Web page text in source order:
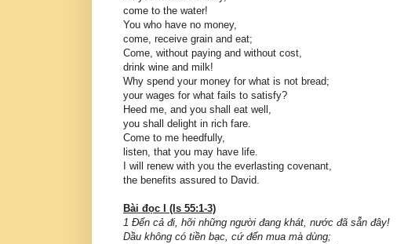
come to the water!
You who have no money,
come, receive grain and eat;
Come, without paying and without cost,
drink wine and milk!
Why spend your money for what is not bread;
your wages for what fails to satisfy?
Heed me, and you shall eat well,
you shall delight in rich fare.
Come to me heedfully,
listen, that you may have life.
I will renew with you the everlasting covenant,
the benefits assured to David.
Bài đọc I (Is 55:1-3)
1 Đến cả đi, hỡi những người đang khát, nước đã sẵn đây!
Dầu không có tiền bạc, cứ đến mua mà dùng;